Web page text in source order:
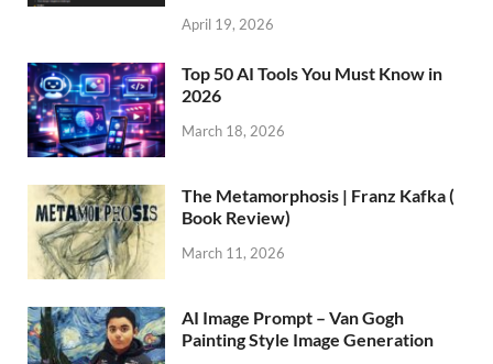
April 19, 2026
Top 50 AI Tools You Must Know in
2026
March 18, 2026
The Metamorphosis | Franz Kafka (
Book Review)
March 11, 2026
AI Image Prompt – Van Gogh
Painting Style Image Generation